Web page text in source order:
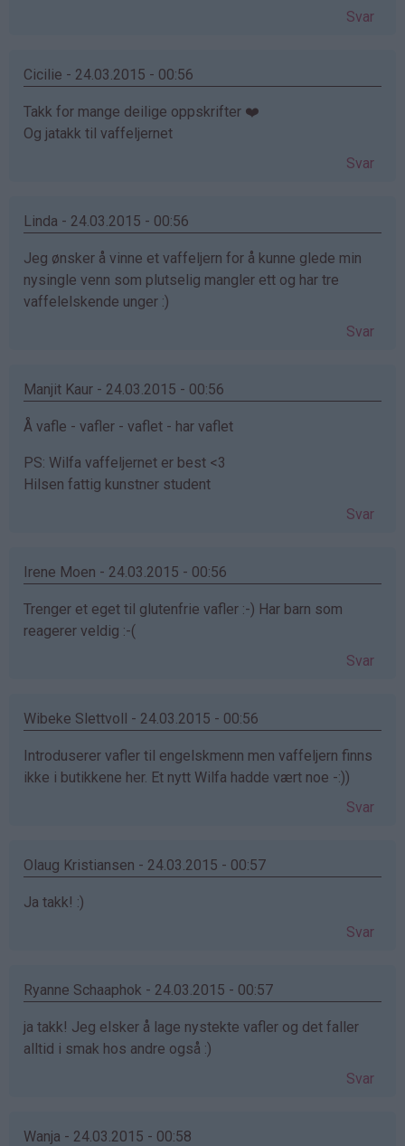
Svar
Cicilie - 24.03.2015 - 00:56
Takk for mange deilige oppskrifter ❤️
Og jatakk til vaffeljernet
Svar
Linda - 24.03.2015 - 00:56
Jeg ønsker å vinne et vaffeljern for å kunne glede min
nysingle venn som plutselig mangler ett og har tre
vaffelelskende unger :)
Svar
Manjit Kaur - 24.03.2015 - 00:56
Å vafle - vafler - vaflet - har vaflet
PS: Wilfa vaffeljernet er best <3
Hilsen fattig kunstner student
Svar
Irene Moen - 24.03.2015 - 00:56
Trenger et eget til glutenfrie vafler :-) Har barn som
reagerer veldig :-(
Svar
Wibeke Slettvoll - 24.03.2015 - 00:56
Introduserer vafler til engelskmenn men vaffeljern finns
ikke i butikkene her. Et nytt Wilfa hadde vært noe -:))
Svar
Olaug Kristiansen - 24.03.2015 - 00:57
Ja takk! :)
Svar
Ryanne Schaaphok - 24.03.2015 - 00:57
ja takk! Jeg elsker å lage nystekte vafler og det faller
alltid i smak hos andre også :)
Svar
Wanja - 24.03.2015 - 00:58